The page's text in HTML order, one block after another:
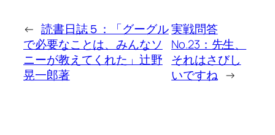
← 読書日誌５：「グーグル
で必要なことは、みんなソ
ニーが教えてくれた」辻野
晃一郎著
実戦問答
No.23：先生、
それはさびし
いですね →